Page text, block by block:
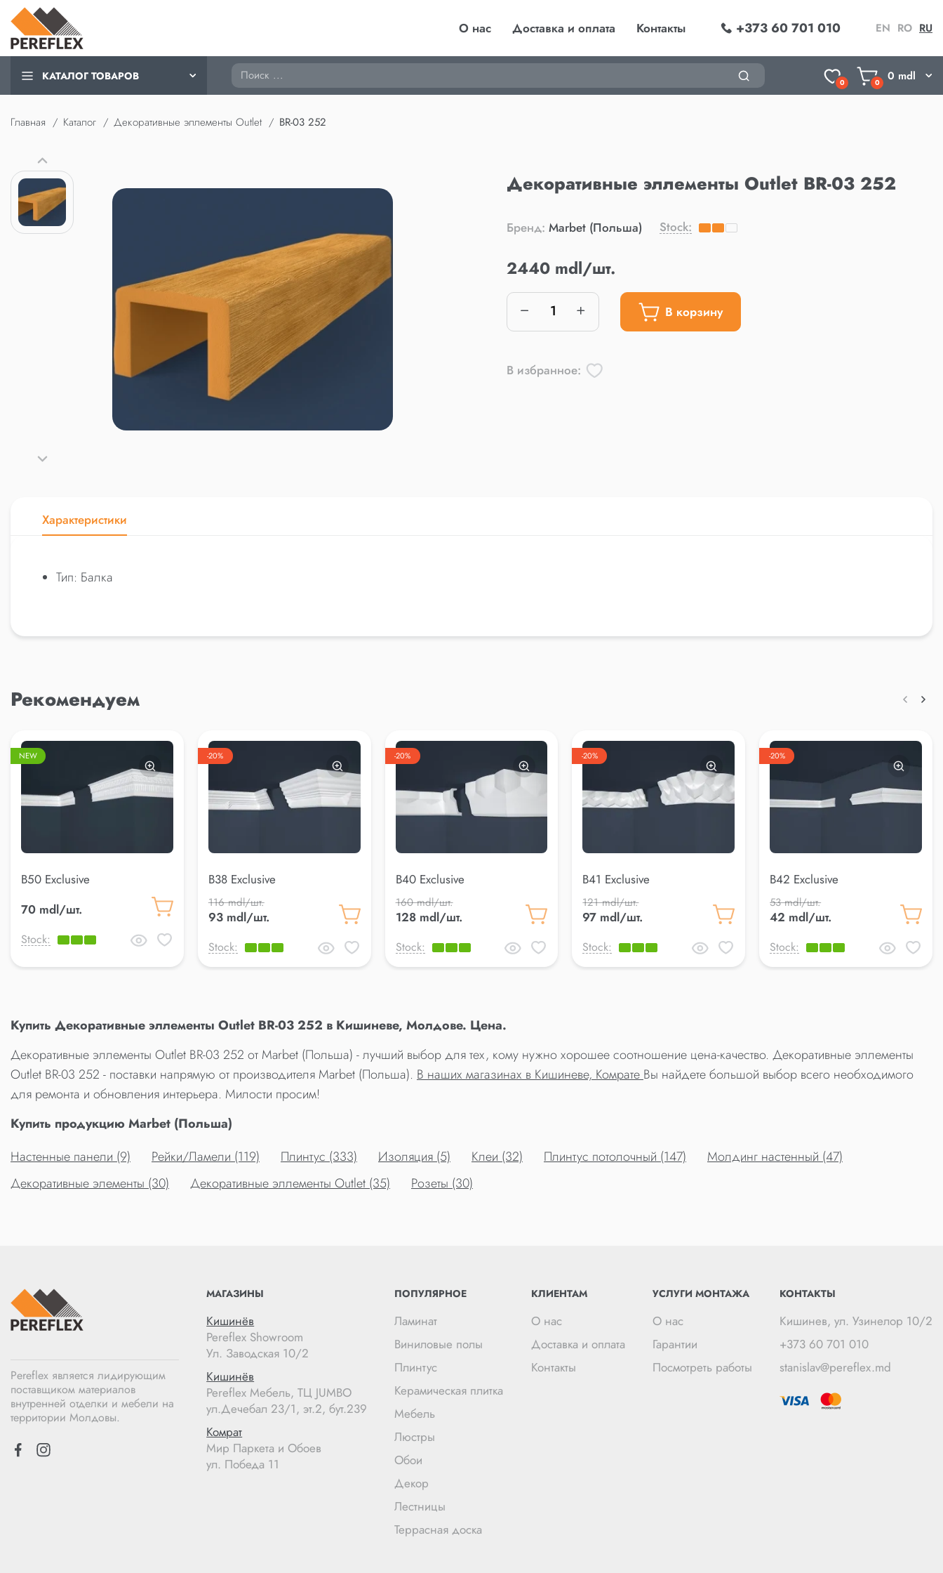
О нас Доставка и оплата Контакты +373 60 701 010 EN RO RU
КАТАЛОГ ТОВАРОВ Поиск
0 0 0 mdl
Главная Каталог Декоративные эллементы Outlet BR-03 252
Декоративные эллементы Outlet BR-03 252
Бренд: Marbet (Польша) Stock:
2440 mdl/шт.
В корзину
В избранное:
Характеристики
Тип: Балка
Рекомендуем
NEW
B50 Exclusive
70 mdl/шт.
Stock:
-20%
B38 Exclusive
116 mdl/шт.
93 mdl/шт.
Stock:
-20%
B40 Exclusive
160 mdl/шт.
128 mdl/шт.
Stock:
-20%
B41 Exclusive
121 mdl/шт.
97 mdl/шт.
Stock:
-20%
B42 Exclusive
53 mdl/шт.
42 mdl/шт.
Stock:
Купить Декоративные эллементы Outlet BR-03 252 в Кишиневе, Молдове. Цена.
Декоративные эллементы Outlet BR-03 252 от Marbet (Польша) - лучший выбор для тех, кому нужно хорошее соотношение цена-качество. Декоративные эллементы
Outlet BR-03 252 - поставки напрямую от производителя Marbet (Польша). В наших магазинах в Кишиневе, Комрате Вы найдете большой выбор всего необходимого
для ремонта и обновления интерьера. Милости просим!
Купить продукцию Marbet (Польша)
Настенные панели (9)
Рейки/Ламели (119) Плинтус (333) Изоляция (5) Клеи (32) Плинтус потолочный (147)
Молдинг настенный (47)
Декоративные элементы (30)
Декоративные эллементы Outlet (35) Розеты (30)
Pereflex является лидирующим
поставщиком материалов
внутренней отделки и мебели на
территории Молдовы.
МАГАЗИНЫ
Кишинёв
Pereflex Showroom
Ул. Заводская 10/2
Кишинёв
Pereflex Мебель, ТЦ JUMBO
ул.Дечебал 23/1, эт.2, бут.239
Комрат
Мир Паркета и Обоев
ул. Победа 11
ПОПУЛЯРНОЕ
Ламинат
Виниловые полы
Плинтус
Керамическая плитка
Мебель
Люстры
Обои
Декор
Лестницы
Террасная доска
КЛИЕНТАМ
О нас
Доставка и оплата
Контакты
УСЛУГИ МОНТАЖА
О нас
Гарантии
Посмотреть работы
КОНТАКТЫ
Кишинев, ул. Узинелор 10/2
+373 60 701 010
stanislav@pereflex.md